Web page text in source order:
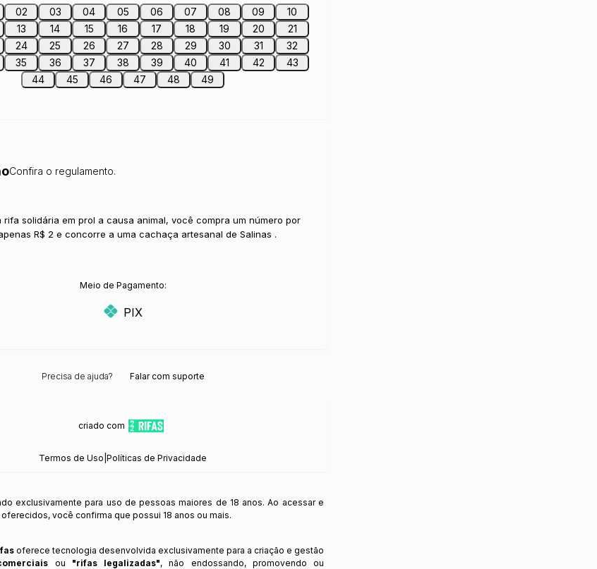
02 03 04 05 06 07 08 09
10
13 14 15 16 17 18 19 20
21
24 25 26 27 28 29 30 31
32
35 36 37 38 39 40 41 42
43
44
45 46 47 48 49
Confira o regulamento.
rifa solidária em prol a causa animal, você compra um número por
R$ 2 e concorre a uma cachaça artesanal de Salinas .
Meio de Pagamento:
PIX
Precisa de ajuda? Falar com suporte
criado com
Termos de Uso Políticas de Privacidade
exclusivamente para uso de pessoas maiores de 18 anos. Ao acessar e
você confirma que possui 18 anos ou mais.
oferece tecnologia desenvolvida exclusivamente para a criação e gestão
ou "rifas legalizadas", não endossando, promovendo ou